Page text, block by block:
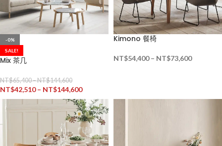
-0%
SALE!
Mix 茶几
NT$65,400–NT$144,600
NT$42,510 – NT$144,600
Kimono 餐椅
NT$54,400 – NT$73,600